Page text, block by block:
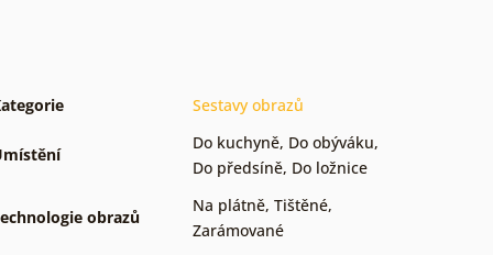
Sestavy obrazů
Do kuchyně, Do obýváku,
Do předsíně, Do ložnice
obrazů
Na plátně, Tištěné,
Zarámované